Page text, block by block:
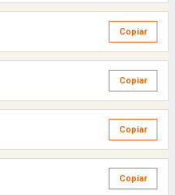
Copiar
Copiar
Copiar
Copiar